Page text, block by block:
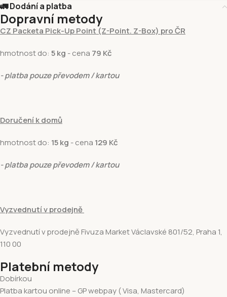
🚛 Dodání a platba
Dopravní metody
CZ Packeta Pick-Up Point (Z-Point. Z-Box) pro ČR
hmotnost do: 5 kg - cena 79 Kč
- platba pouze převodem / kartou
Doručení k domů
hmotnost do: 15 kg - cena 129 Kč
- platba pouze převodem / kartou
Vyzvednutí v prodejně
Vyzvednutí v prodejně Fivuza Market Václavské 801/52, Praha 1,
110 00
Platební metody
Dobírkou
Platba kartou online – GP webpay ( Visa, Mastercard)